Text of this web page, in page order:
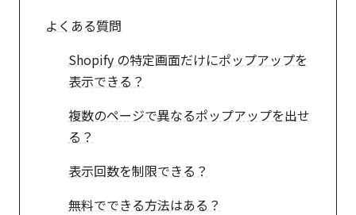
よくある質問
Shopify の特定画面だけにポップアップを
表示できる？
複数のページで異なるポップアップを出せ
る？
表示回数を制限できる？
無料でできる方法はある？